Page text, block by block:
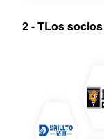
2-TLos